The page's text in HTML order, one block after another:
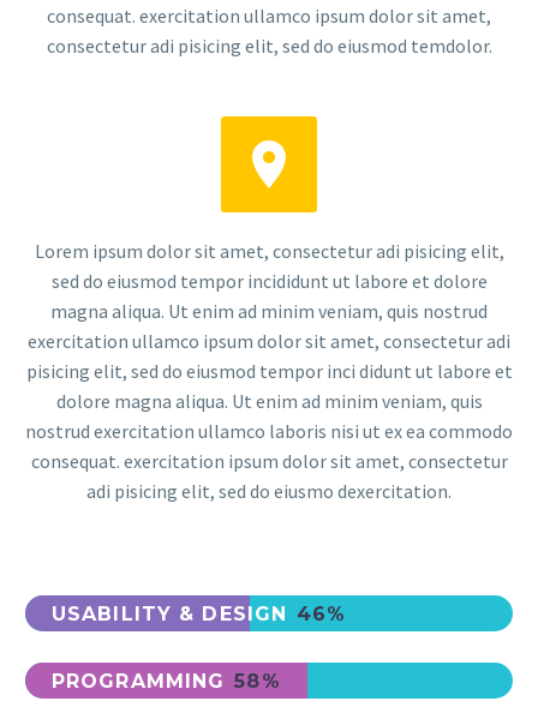
consequat. exercitation ullamco ipsum dolor sit amet,
consectetur adi pisicing elit, sed do eiusmod temdolor.


Lorem ipsum dolor sit amet, consectetur adi pisicing elit,
sed do eiusmod tempor incididunt ut labore et dolore
magna aliqua. Ut enim ad minim veniam, quis nostrud
exercitation ullamco ipsum dolor sit amet, consectetur adi
pisicing elit, sed do eiusmod tempor inci didunt ut labore et
dolore magna aliqua. Ut enim ad minim veniam, quis
nostrud exercitation ullamco laboris nisi ut ex ea commodo
consequat. exercitation ipsum dolor sit amet, consectetur
adi pisicing elit, sed do eiusmo dexercitation.
USABILITY & DESIGN 46%
PROGRAMMING 58%